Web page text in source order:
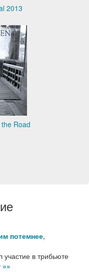
2013
Road
потемнее,
участие в трибьюте
»»